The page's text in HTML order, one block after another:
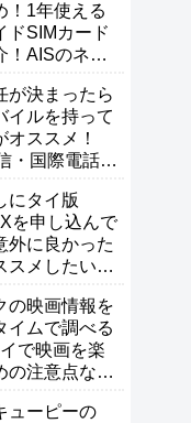
！1年使える
ドSIMカード
！AISのネッ
が決まったら
イルを持って
オススメ！
・国際電話・
にタイ版
を申し込んで
外に良かった
スメしたい！
の映画情報を
イムで調べる
で映画を楽
の注意点な
ューピーの